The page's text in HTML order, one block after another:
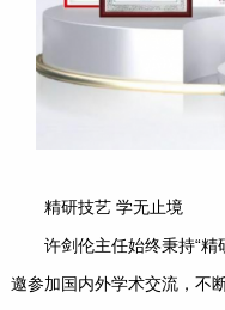
精研技艺 学无止境
许剑伦主任始终秉持“
邀参加国内外学术交流，不